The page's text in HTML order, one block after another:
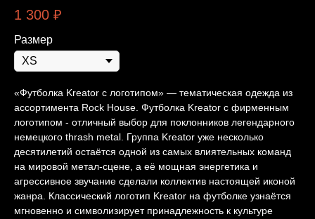
1 300 ₽
Размер
«Футболка Kreator с логотипом» — тематическая одежда из
ассортимента Rock House. Футболка Kreator с фирменным
логотипом - отличный выбор для поклонников легендарного
немецкого thrash metal. Группа Kreator уже несколько
десятилетий остаётся одной из самых влиятельных команд
на мировой метал-сцене, а её мощная энергетика и
агрессивное звучание сделали коллектив настоящей иконой
жанра. Классический логотип Kreator на футболке узнаётся
мгновенно и символизирует принадлежность к культуре